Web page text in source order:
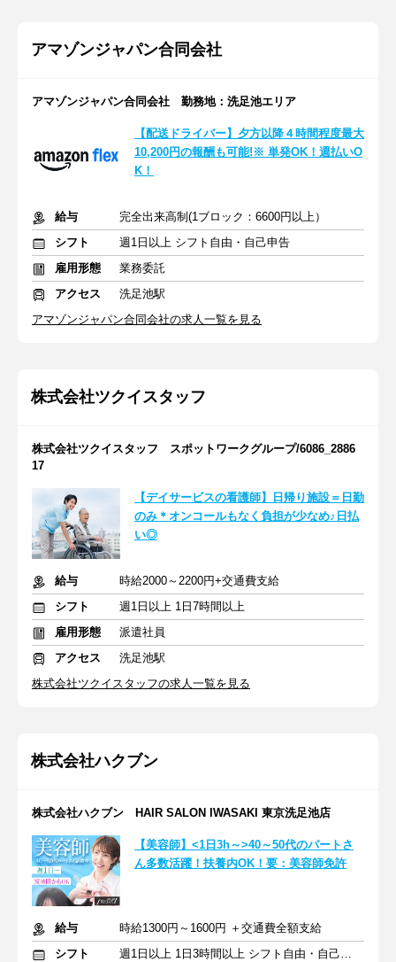
アマゾンジャパン合同会社
アマゾンジャパン合同会社 勤務地：洗足池エリア
【配送ドライバー】夕方以降４時間程度最大
10,200円の報酬も可能!※ 単発OK！週払いO
K！
給与
完全出来高制(1ブロック：6600円以上）
シフト
週1日以上 シフト自由・自己申告
雇用形態
業務委託
アクセス
洗足池駅
アマゾンジャパン合同会社の求人一覧を見る
株式会社ツクイスタッフ
株式会社ツクイスタッフ スポットワークグループ/6086_2886
17
【デイサービスの看護師】日帰り施設＝日勤
のみ＊オンコールもなく負担が少なめ♪日払
い◎
給与
時給2000～2200円+交通費支給
シフト
週1日以上 1日7時間以上
雇用形態
派遣社員
アクセス
洗足池駅
株式会社ツクイスタッフの求人一覧を見る
株式会社ハクブン
株式会社ハクブン HAIR SALON IWASAKI 東京洗足池店
【美容師】<1日3h～>40～50代のパートさ
ん多数活躍！扶養内OK！要：美容師免許
給与
時給1300円～1600円 ＋交通費全額支給
シフト
週1日以上 1日3時間以上 シフト自由・自己申告